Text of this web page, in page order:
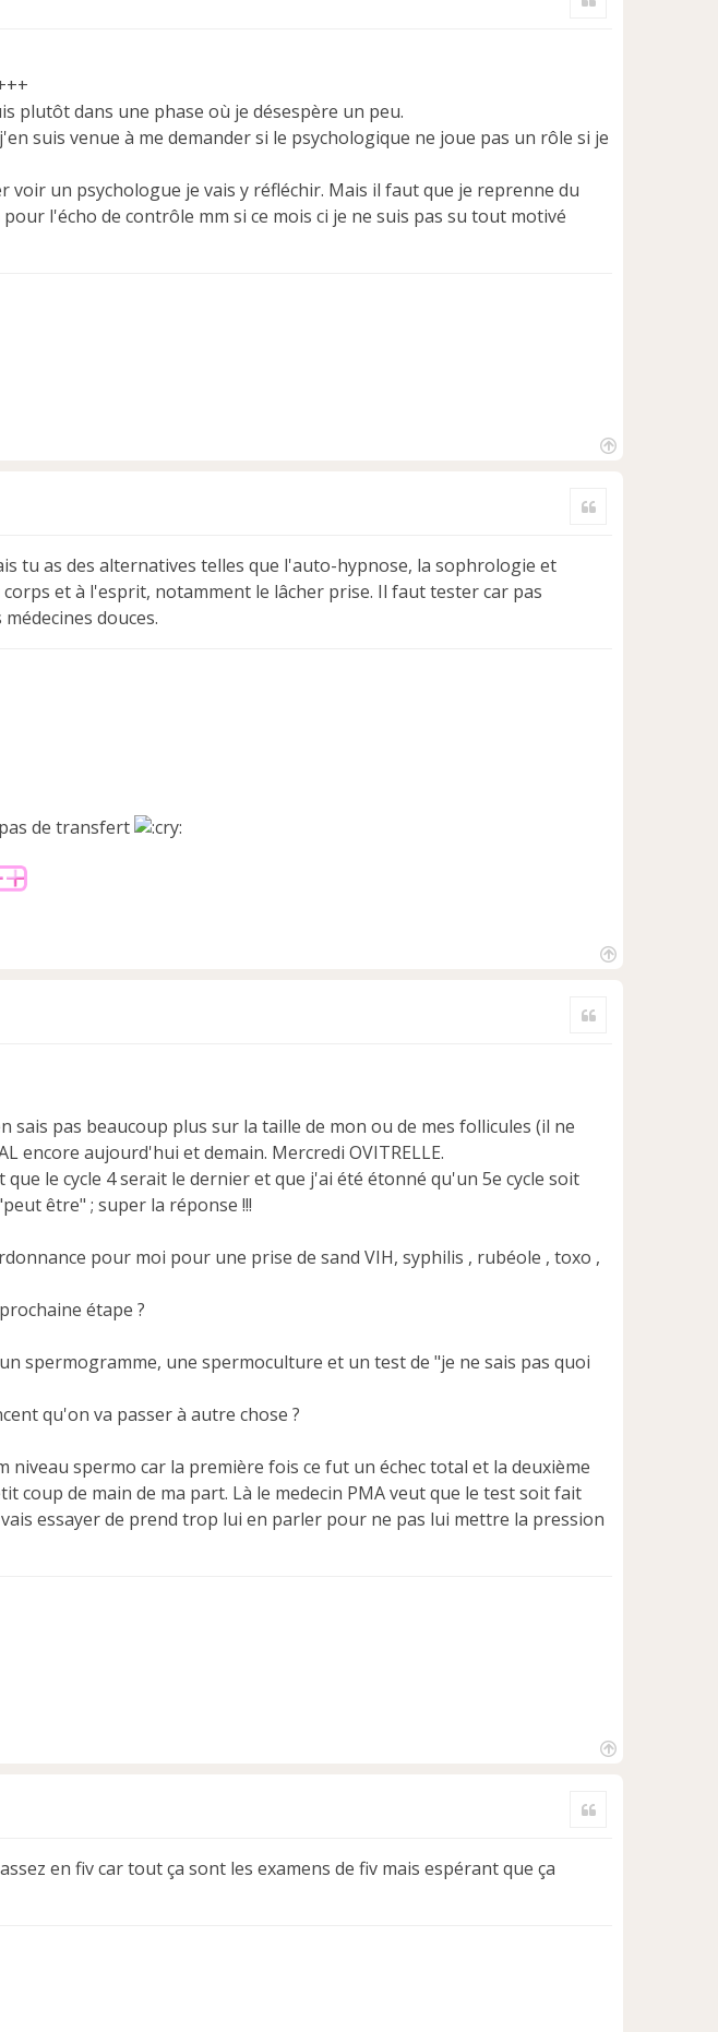
plutôt dans une phase où je désespère un peu.
suis venue à me demander si le psychologique ne joue pas un rôle si je
voir un psychologue je vais y réfléchir. Mais il faut que je reprenne du
l'écho de contrôle mm si ce mois ci je ne suis pas su tout motivé
tu as des alternatives telles que l'auto-hypnose, la sophrologie et
et à l'esprit, notamment le lâcher prise. Il faut tester car pas
douces.
de transfert
sais pas beaucoup plus sur la taille de mon ou de mes follicules (il ne
encore aujourd'hui et demain. Mercredi OVITRELLE.
le cycle 4 serait le dernier et que j'ai été étonné qu'un 5e cycle soit
être" ; super la réponse !!!
pour moi pour une prise de sand VIH, syphilis , rubéole , toxo ,
étape ?
spermogramme, une spermoculture et un test de "je ne sais pas quoi
qu'on va passer à autre chose ?
niveau spermo car la première fois ce fut un échec total et la deuxième
coup de main de ma part. Là le medecin PMA veut que le test soit fait
essayer de prend trop lui en parler pour ne pas lui mettre la pression
en fiv car tout ça sont les examens de fiv mais espérant que ça